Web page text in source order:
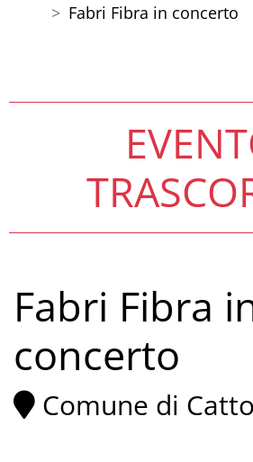
Fabri Fibra in concerto
Fabri Fibra
concerto
Comune di